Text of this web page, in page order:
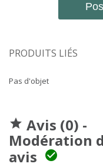
PRODUITS LIÉS
Pas d'objet
 Avis (0) -
Modération
avis
